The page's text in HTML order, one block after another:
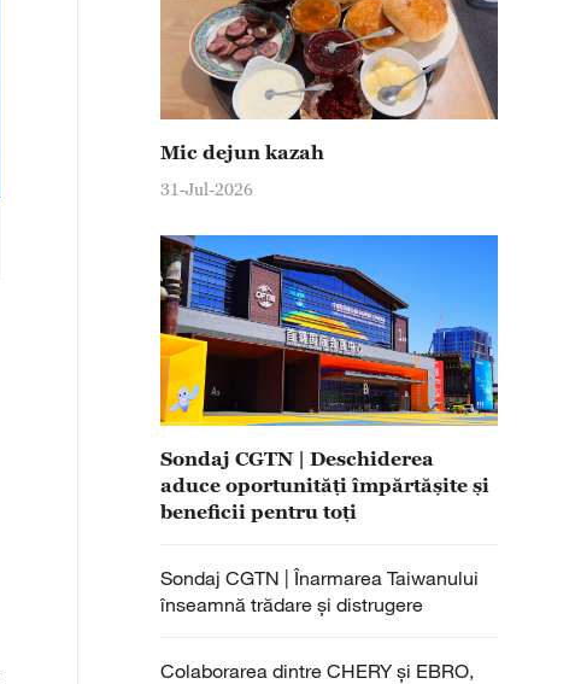
Mic dejun kazah
31-Jul-2026
Sondaj CGTN | Deschiderea
aduce oportunități împărtășite și
beneficii pentru toți
Sondaj CGTN | Înarmarea Taiwanului
înseamnă trădare și distrugere
Colaborarea dintre CHERY și EBRO,